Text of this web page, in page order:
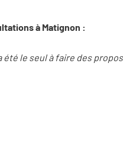
à Matignon :
été le seul à faire des